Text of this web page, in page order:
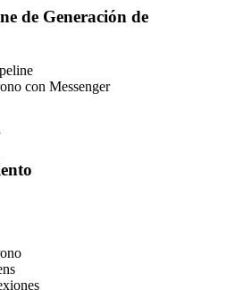
de Generación de
con Messenger